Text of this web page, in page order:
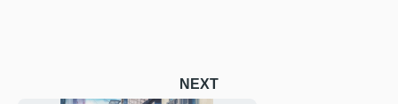
NEXT